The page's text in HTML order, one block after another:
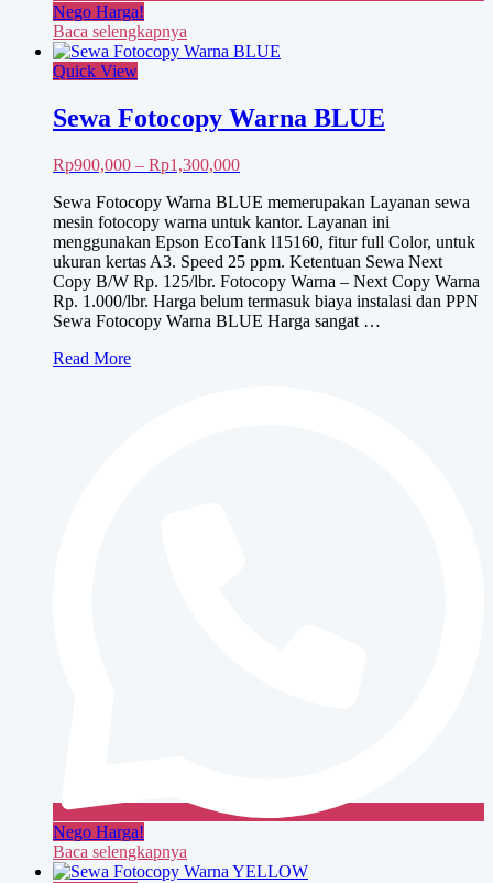
Nego Harga!
Baca selengkapnya
Quick View
Sewa Fotocopy Warna BLUE
Rp900,000 – Rp1,300,000Rentang
Rp900,000
hingga
Rp1,300,000
Sewa Fotocopy Warna BLUE memerupakan Layanan sewa
mesin fotocopy warna untuk kantor. Layanan ini
menggunakan Epson EcoTank l15160, fitur full Color, untuk
ukuran kertas A3. Speed 25 ppm. Ketentuan Sewa Next
Copy B/W Rp. 125/lbr. Fotocopy Warna – Next Copy Warna
Rp. 1.000/lbr. Harga belum termasuk biaya instalasi dan PPN
Sewa Fotocopy Warna BLUE Harga sangat …
Sewa
Read More
Nego Harga!
Baca selengkapnya